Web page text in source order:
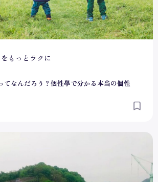
もっとラクに
てなんだろう？個性學で分かる本当の個性